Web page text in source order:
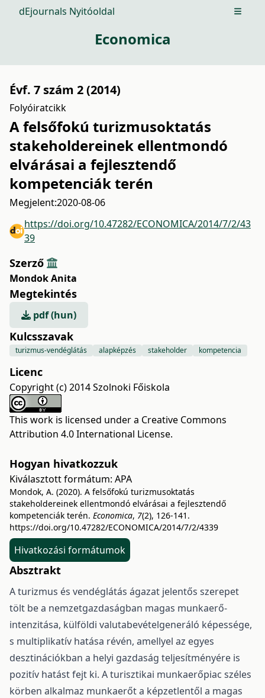
dEjournals Nyitóoldal Open
Economica
Évf. 7 szám 2 (2014)
Folyóiratcikk
A felsőfokú turizmusoktatás
stakeholdereinek ellentmondó
elvárásai a fejlesztendő
kompetenciák terén
Megjelent:2020-08-06
https://doi.org/10.47282/ECONOMICA/2014/7/2/43
39
Szerző
Mondok Anita
Megtekintés
pdf (hun)
Kulcsszavak
turizmus-vendéglátás alapképzés stakeholder kompetencia
Licenc
Copyright (c) 2014 Szolnoki Főiskola
This work is licensed under a Creative Commons
Attribution 4.0 International License.
Hogyan hivatkozzuk
Kiválasztott formátum: APA
Mondok, A. (2020). A felsőfokú turizmusoktatás
stakeholdereinek ellentmondó elvárásai a fejlesztendő
kompetenciák terén. Economica, 7(2), 126-141.
https://doi.org/10.47282/ECONOMICA/2014/7/2/4339
Hivatkozási formátumok
Absztrakt
A turizmus és vendéglátás ágazat jelentős szerepet
tölt be a nemzetgazdaságban magas munkaerő-
intenzitása, külföldi valutabevételgeneráló képessége,
s multiplikatív hatása révén, amellyel az egyes
desztinációkban a helyi gazdaság teljesítményére is
pozitív hatást fejt ki. A turisztikai munkaerőpiac széles
körben alkalmaz munkaerőt a képzetlentől a magas